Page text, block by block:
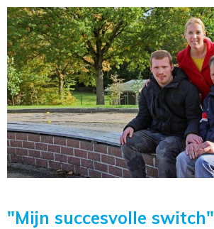
"Mijn succesvolle switch"